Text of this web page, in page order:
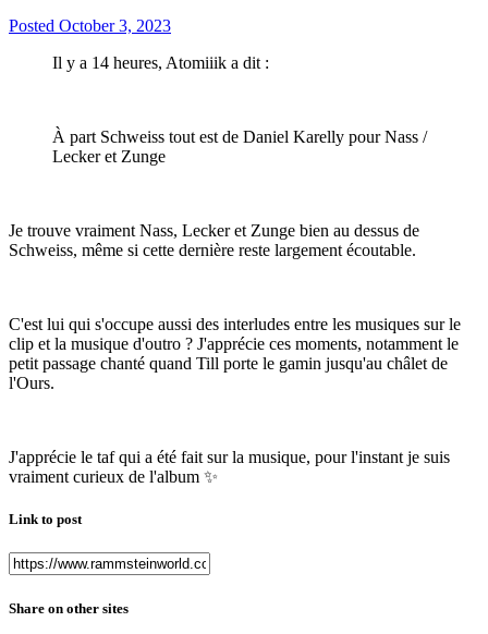
Posted October 3, 2023
Il y a 14 heures, Atomiiik a dit :
À part Schweiss tout est de Daniel Karelly pour Nass /
Lecker et Zunge
Je trouve vraiment Nass, Lecker et Zunge bien au dessus de
Schweiss, même si cette dernière reste largement écoutable.
C'est lui qui s'occupe aussi des interludes entre les musiques sur le
clip et la musique d'outro ? J'apprécie ces moments, notamment le
petit passage chanté quand Till porte le gamin jusqu'au châlet de
l'Ours.
J'apprécie le taf qui a été fait sur la musique, pour l'instant je suis
vraiment curieux de l'album ✨
Link to post
Share on other sites